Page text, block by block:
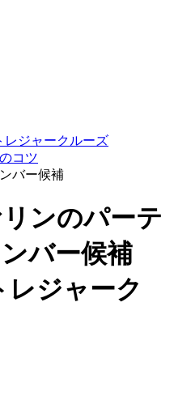
レジャークルーズ
コツ
バー候補
リンのパーテ
バー候補
レジャーク